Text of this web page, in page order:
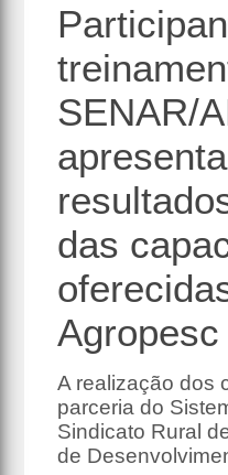
SENAR/
das
Agropesc
A realização dos
parceria do
Sindicato Rural
de